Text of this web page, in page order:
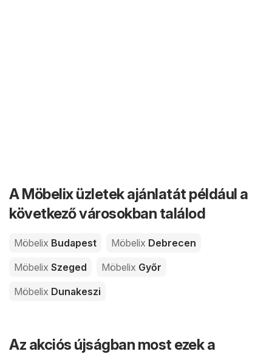
A Möbelix üzletek ajánlatát például a
következő városokban találod
Möbelix Budapest Möbelix Debrecen
Möbelix Szeged Möbelix Győr
Möbelix Dunakeszi
Az akciós újságban most ezek a